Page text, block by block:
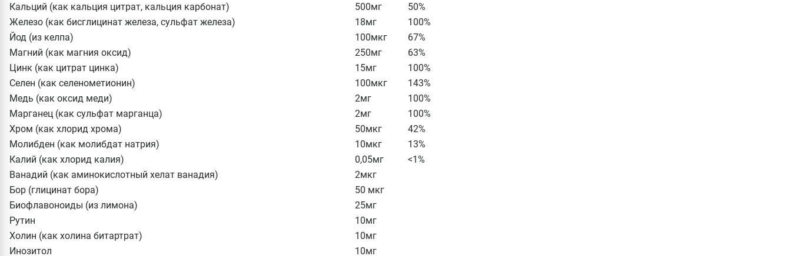
Кальций (как кальция цитрат, кальция карбонат)
500мг
50%
Железо (как бисглицинат железа, сульфат железа)
18мг
100%
Йод (из келпа)
100мкг
67%
Магний (как магния оксид)
250мг
63%
Цинк (как цитрат цинка)
15мг
100%
Селен (как селенометионин)
100мкг
143%
Медь (как оксид меди)
2мг
100%
Марганец (как сульфат марганца)
2мг
100%
Хром (как хлорид хрома)
50мкг
42%
Молибден (как молибдат натрия)
10мкг
13%
Калий (как хлорид калия)
0,05мг
<1%
Ванадий (как аминокислотный хелат ванадия)
2мкг
Бор (глицинат бора)
50 мкг
Биофлавоноиды (из лимона)
25мг
Рутин
10мг
Холин (как холина битартрат)
10мг
Инозитол
10мг